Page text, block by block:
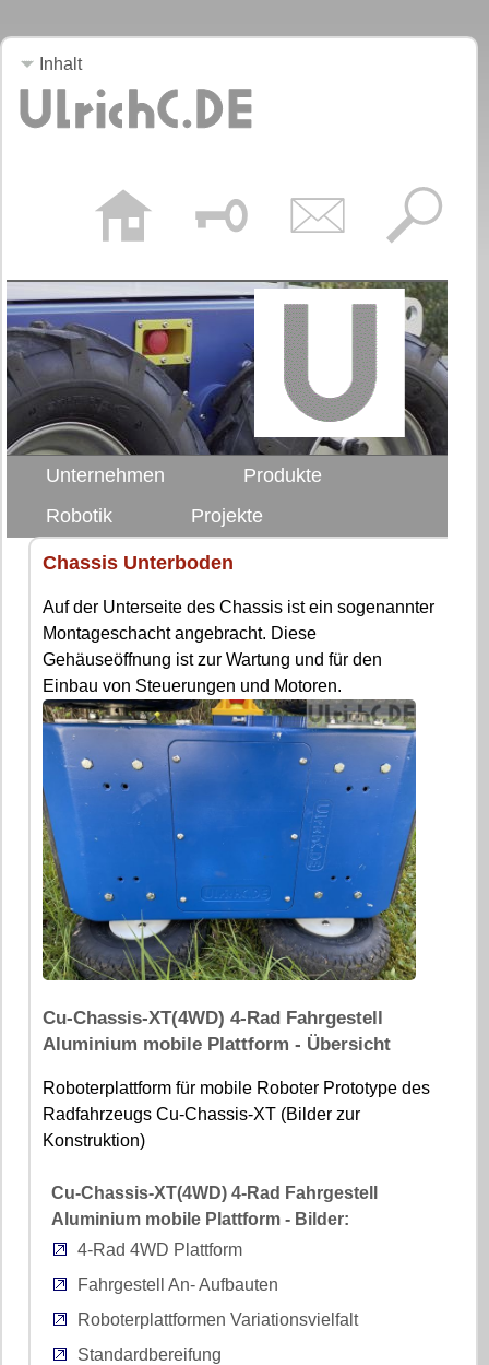
Inhalt
Unternehmen
Produkte
Robotik
Projekte
Chassis Unterboden
Auf der Unterseite des Chassis ist ein sogenannter
Montageschacht angebracht. Diese
Gehäuseöffnung ist zur Wartung und für den
Einbau von Steuerungen und Motoren.
Cu-Chassis-XT(4WD) 4-Rad Fahrgestell
Aluminium mobile Plattform - Übersicht
Roboterplattform für mobile Roboter Prototype des
Radfahrzeugs Cu-Chassis-XT (Bilder zur
Konstruktion)
Cu-Chassis-XT(4WD) 4-Rad Fahrgestell
Aluminium mobile Plattform - Bilder:
4-Rad 4WD Plattform
Fahrgestell An- Aufbauten
Roboterplattformen Variationsvielfalt
Standardbereifung